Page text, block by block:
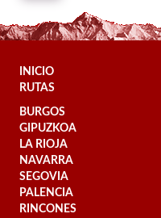
INICIO
RUTAS
BURGOS
GIPUZKOA
LA RIOJA
NAVARRA
SEGOVIA
PALENCIA
RINCONES